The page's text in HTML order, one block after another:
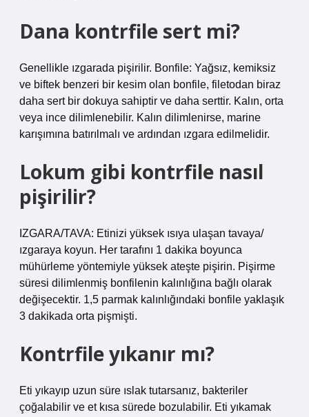
Dana kontrfile sert mi?
Genellikle ızgarada pişirilir. Bonfile: Yağsız, kemiksiz
ve biftek benzeri bir kesim olan bonfile, filetodan biraz
daha sert bir dokuya sahiptir ve daha serttir. Kalın, orta
veya ince dilimlenebilir. Kalın dilimlenirse, marine
karışımına batırılmalı ve ardından ızgara edilmelidir.
Lokum gibi kontrfile nasıl
pişirilir?
IZGARA/TAVA: Etinizi yüksek ısıya ulaşan tavaya/
ızgaraya koyun. Her tarafını 1 dakika boyunca
mühürleme yöntemiyle yüksek ateşte pişirin. Pişirme
süresi dilimlenmiş bonfilenin kalınlığına bağlı olarak
değişecektir. 1,5 parmak kalınlığındaki bonfile yaklaşık
3 dakikada orta pişmişti.
Kontrfile yıkanır mı?
Eti yıkayıp uzun süre ıslak tutarsanız, bakteriler
çoğalabilir ve et kısa sürede bozulabilir. Eti yıkamak